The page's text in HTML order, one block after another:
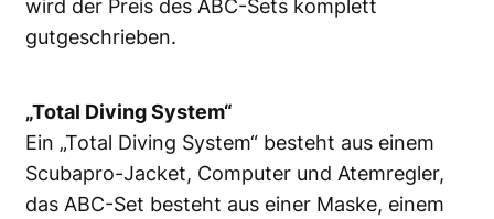
wird der Preis des ABC-Sets komplett
gutgeschrieben.
„Total Diving System“
Ein „Total Diving System“ besteht aus einem
Scubapro-Jacket, Computer und Atemregler,
das ABC-Set besteht aus einer Maske, einem